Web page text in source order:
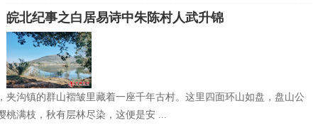
皖北纪事之白居易诗中朱陈村人武升锦
夹沟镇的群山褶皱里藏着一座千年古村。这里四面环山如盘，盘山公
桃满枝，秋有层林尽染，这便是安 ...